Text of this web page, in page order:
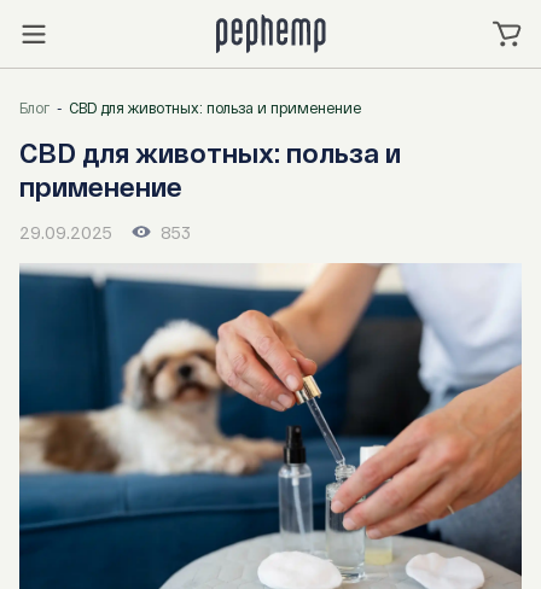
Блог CBD для животных: польза и применение
CBD для животных: польза и
применение
29.09.2025 853